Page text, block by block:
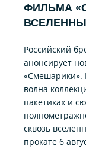
ФИЛЬМА
Российский
анонсирует
«Смешарики».
волна
пакетиках и
сквозь
прокате 6